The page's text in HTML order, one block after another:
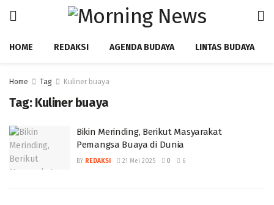
HOME REDAKSI AGENDA BUDAYA LINTAS BUDAYA
Home Tag Kuliner buaya
Tag: Kuliner buaya
Bikin Merinding, Berikut Masyarakat
Pemangsa Buaya di Dunia
BY REDAKSI 21 Mei 2025 0 6